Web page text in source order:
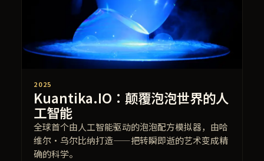
2025
Kuantika.IO：颠覆泡泡世界的人
工智能
全球首个由人工智能驱动的泡泡配方模拟器，由哈
维尔·乌尔比纳打造——把转瞬即逝的艺术变成精
确的科学。